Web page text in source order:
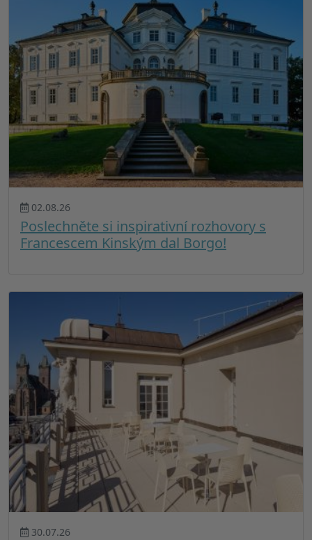
02.08.26
Poslechněte si inspirativní rozhovory s
Francescem Kinským dal Borgo!
30.07.26